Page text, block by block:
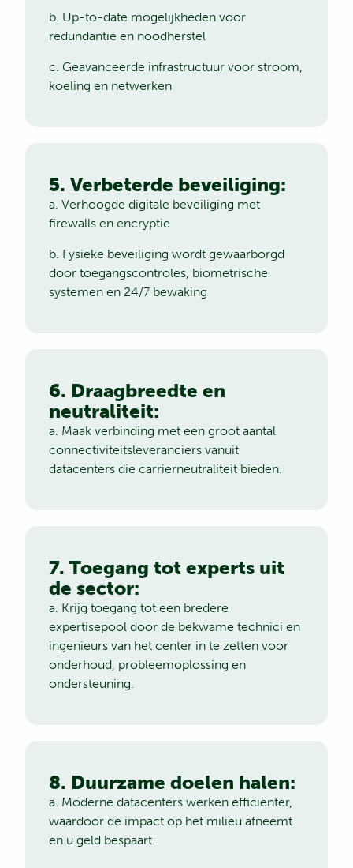
b. Up-to-date mogelijkheden voor
redundantie en noodherstel
c. Geavanceerde infrastructuur voor stroom,
koeling en netwerken
5. Verbeterde beveiliging:
a. Verhoogde digitale beveiliging met
firewalls en encryptie
b. Fysieke beveiliging wordt gewaarborgd
door toegangscontroles, biometrische
systemen en 24/7 bewaking
6. Draagbreedte en
neutraliteit:
a. Maak verbinding met een groot aantal
connectiviteitsleveranciers vanuit
datacenters die carrierneutraliteit bieden.
7. Toegang tot experts uit
de sector:
a. Krijg toegang tot een bredere
expertisepool door de bekwame technici en
ingenieurs van het center in te zetten voor
onderhoud, probleemoplossing en
ondersteuning.
8. Duurzame doelen halen:
a. Moderne datacenters werken efficiënter,
waardoor de impact op het milieu afneemt
en u geld bespaart.